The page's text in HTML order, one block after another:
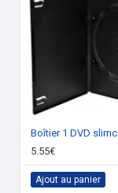
5.55€
Ajout au panier